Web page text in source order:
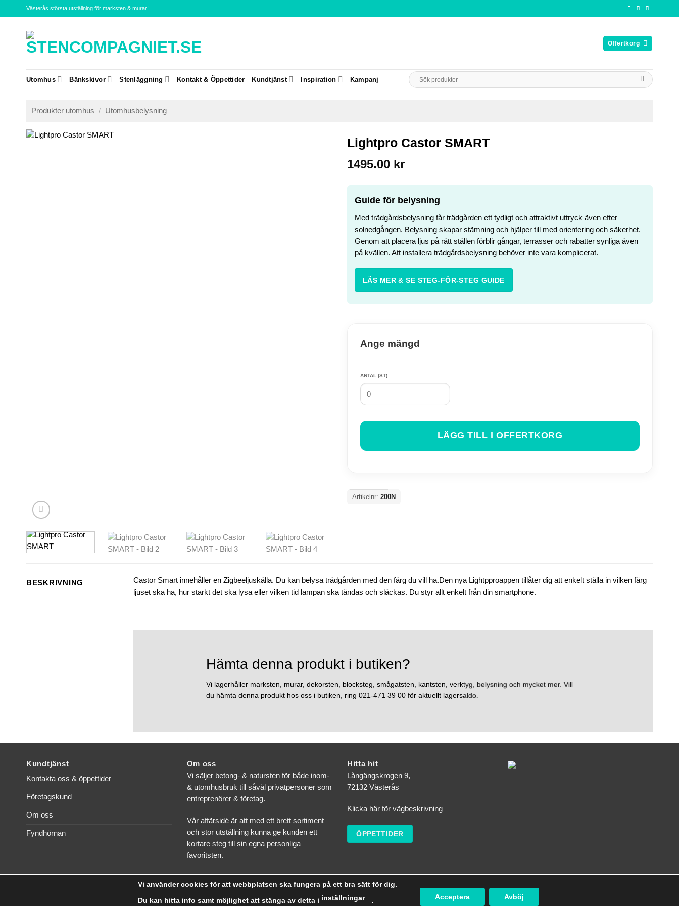
to
Västerås största utställning för marksten & murar!
Offertkorg
Utomhus Bänkskivor Stenläggning Kontakt & Öppettider Kundtjänst Inspiration Kampanj
Sök
efter:
Produkter utomhus / Utomhusbelysning
Lightpro Castor SMART
1495.00 kr
Guide för belysning
Med trädgårdsbelysning får trädgården ett tydligt och attraktivt uttryck även efter
solnedgången. Belysning skapar stämning och hjälper till med orientering och säkerhet.
Genom att placera ljus på rätt ställen förblir gångar, terrasser och rabatter synliga även
på kvällen. Att installera trädgårdsbelysning behöver inte vara komplicerat.
LÄS MER & SE STEG-FÖR-STEG GUIDE
Ange mängd
ANTAL (ST)
LÄGG TILL I OFFERTKORG
Artikelnr: 200N
BESKRIVNING
Castor Smart innehåller en Zigbeeljuskälla. Du kan belysa trädgården med den färg du vill ha.Den nya Lightpproappen tillåter dig att enkelt ställa in vilken färg
ljuset ska ha, hur starkt det ska lysa eller vilken tid lampan ska tändas och släckas. Du styr allt enkelt från din smartphone.
Hämta denna produkt i butiken?
Vi lagerhåller marksten, murar, dekorsten, blocksteg, smågatsten, kantsten, verktyg, belysning och mycket mer. Vill
du hämta denna produkt hos oss i butiken, ring 021-471 39 00 för aktuellt lagersaldo.
Kundtjänst
Kontakta oss & öppettider
Företagskund
Om oss
Fyndhörnan
Om oss
Vi säljer betong- & natursten för både inom-
& utomhusbruk till såväl privatpersoner som
entreprenörer & företag.
Vår affärsidé är att med ett brett sortiment
och stor utställning kunna ge kunden ett
kortare steg till sin egna personliga
favoritsten.
Hitta hit
Långängskrogen 9,
72132 Västerås
Klicka här för vägbeskrivning
ÖPPETTIDER
Vi använder cookies för att webbplatsen ska fungera på ett bra sätt för dig.
Du kan hitta info samt möjlighet att stänga av detta iinställningar . Acceptera Avböj